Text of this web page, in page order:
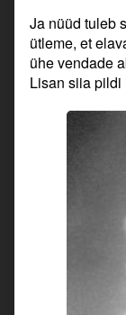
Ja nüüd tuleb
ütleme, et
ühe vendade
Lisan siia